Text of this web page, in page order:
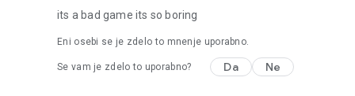
its a bad game its so boring
Eni osebi se je zdelo to mnenje uporabno.
Se vam je zdelo to uporabno? Da Ne